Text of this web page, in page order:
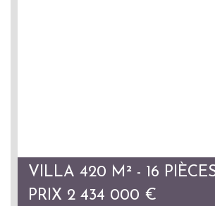
VILLA 420 M² - 16
PRIX 2 434 000 €